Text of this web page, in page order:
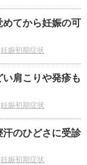
てから妊娠の可
妊娠初期症状
肩こりや発疹も
妊娠初期症状
のひどさに受診
妊娠初期症状